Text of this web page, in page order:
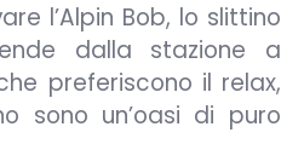
l’Alpin Bob, lo slittino
dalla stazione a
preferiscono il relax,
sono un’oasi di puro